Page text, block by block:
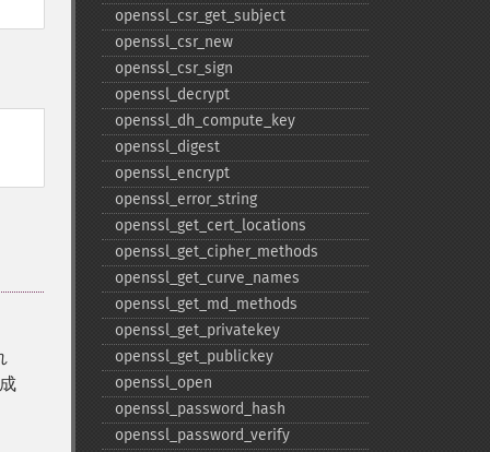
openssl_​csr_​get_​subject
openssl_​csr_​new
openssl_​csr_​sign
openssl_​decrypt
openssl_​dh_​compute_​key
openssl_​digest
openssl_​encrypt
openssl_​error_​string
openssl_​get_​cert_​locations
openssl_​get_​cipher_​methods
openssl_​get_​curve_​names
openssl_​get_​md_​methods
openssl_​get_​privatekey
openssl_​get_​publickey
openssl_​open
openssl_​password_​hash
openssl_​password_​verify